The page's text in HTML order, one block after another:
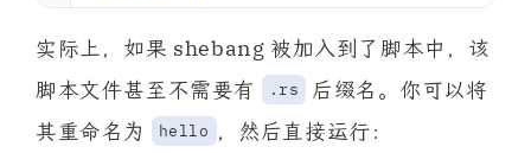
实际上，如果 shebang 被加入到了脚本中，该
脚本文件甚至不需要有
.rs
后缀名。你可以将
其重命名为
hello ，然后直接运行：